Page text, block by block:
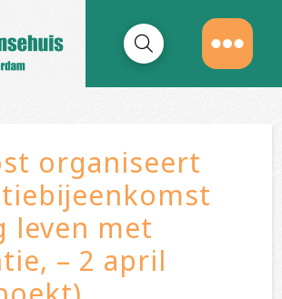
organiseert
leven met
– 2 april